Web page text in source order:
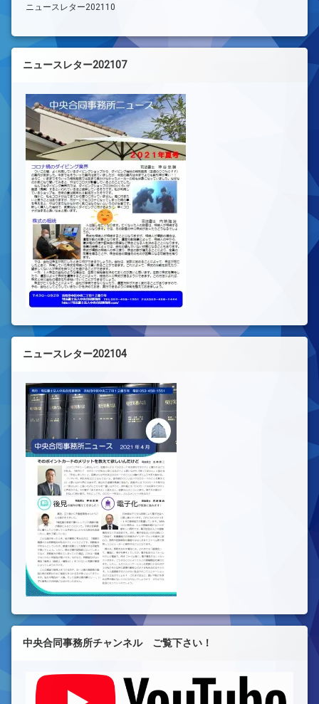
ニュースレター202110
ニュースレター202107
ニュースレター202104
中央合同事務所チャンネル ご覧下さい！